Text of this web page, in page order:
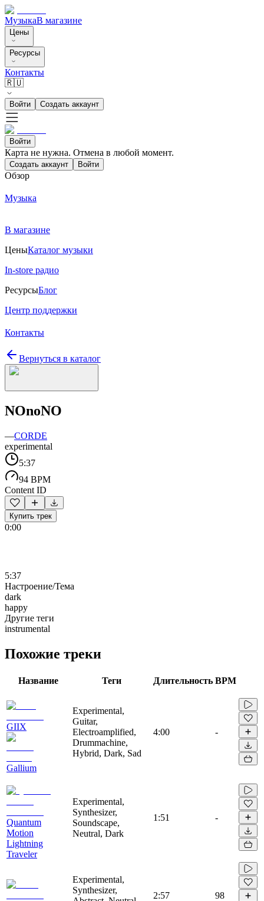
МузыкаВ магазине
Цены
Ресурсы
Контакты
🇷🇺
Войти Создать аккаунт
Войти
Карта не нужна. Отмена в любой момент.
Создать аккаунт Войти
Обзор
Музыка
В магазине
ЦеныКаталог музыки
In-store радио
РесурсыБлог
Центр поддержки
Контакты
Вернуться в каталог
NOnoNO
—CORDE
experimental
5:37
94 BPM
Content ID
Купить трек
0:00
5:37
Настроение/Тема
dark
happy
Другие теги
instrumental
Похожие треки
Название Теги Длительность BPM
GIIX
Gallium
Experimental,
Guitar,
Electroamplified,
Drummachine,
Hybrid, Dark, Sad
4:00 -
Quantum
Motion
Lightning
Traveler
Experimental,
Synthesizer,
Soundscape,
Neutral, Dark
1:51 -
Experimental,
Synthesizer,
2:57 98